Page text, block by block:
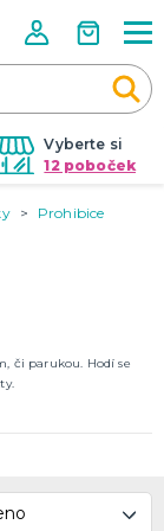
Vyberte si
12 poboček
Prohibice
či parukou. Hodí se